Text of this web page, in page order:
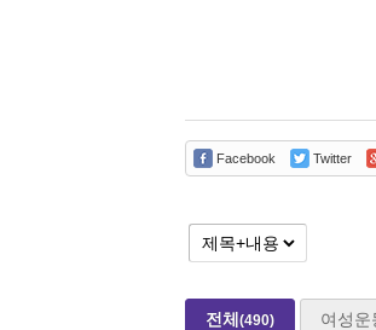
Facebook Twitter
전체 (490) 여성운